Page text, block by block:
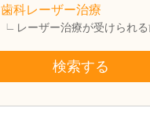
歯科レーザー治療
レーザー治療が受けられ
検索する